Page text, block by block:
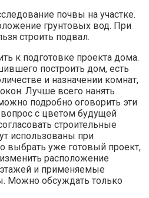
почвы на участке.
грунтовых вод. При
строить подвал.
к подготовке проекта дома.
построить дом, есть
и назначении комнат,
Лучше всего нанять
подробно оговорить эти
с цветом будущей
строительные
использованы при
выбрать уже готовый проект,
расположение
и применяемые
Можно обсуждать только